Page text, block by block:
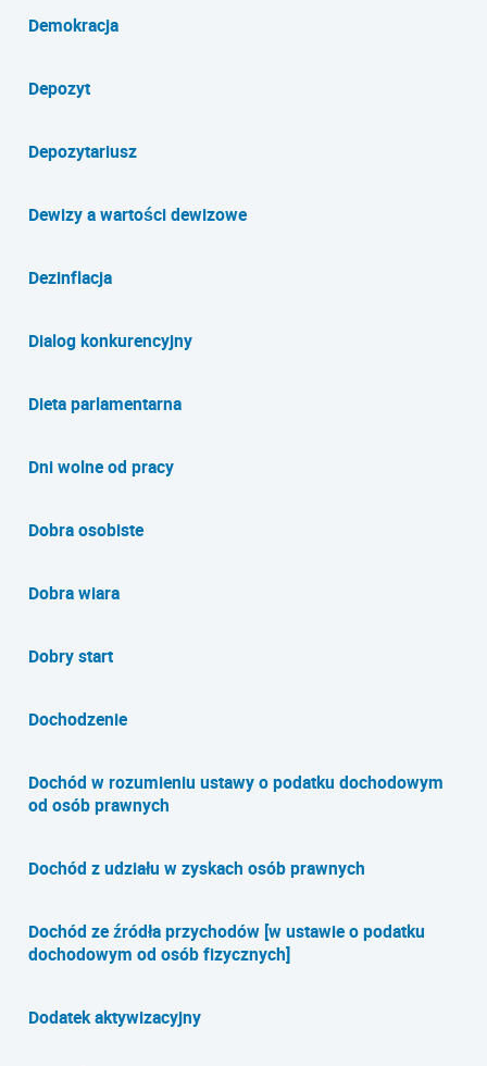
Demokracja
Depozyt
Depozytariusz
Dewizy a wartości dewizowe
Dezinflacja
Dialog konkurencyjny
Dieta parlamentarna
Dni wolne od pracy
Dobra osobiste
Dobra wiara
Dobry start
Dochodzenie
Dochód w rozumieniu ustawy o podatku dochodowym
od osób prawnych
Dochód z udziału w zyskach osób prawnych
Dochód ze źródła przychodów [w ustawie o podatku
dochodowym od osób fizycznych]
Dodatek aktywizacyjny